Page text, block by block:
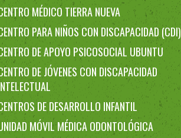
MÉDICO TIERRA NUEVA
PARA NIÑOS CON DISCAPACIDAD (CDI)
DE APOYO PSICOSOCIAL UBUNTU
DE JÓVENES CON DISCAPACIDAD
DE DESARROLLO INFANTIL
MÓVIL MÉDICA ODONTOLÓGICA